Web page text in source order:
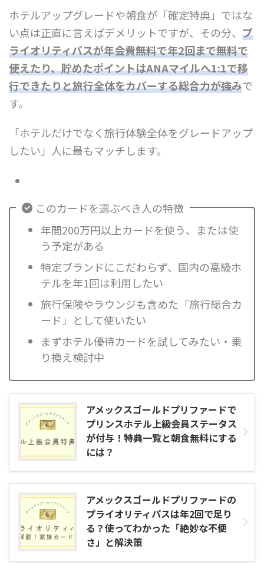
ホテルアップグレードや朝食が「確定特典」ではな
い点は正直に言えばデメリットですが、その分、 プ
ライオリティパスが年会費無料で年2回まで無料で
使えたり、貯めたポイントはANAマイルへ1:1で移
行できたりと旅行全体をカバーする総合力が強みで
す。
「ホテルだけでなく旅行体験全体をグレードアップ
したい」人に最もマッチします。
このカードを選ぶべき人の特徴
年間200万円以上カードを使う、または使
う予定がある
特定ブランドにこだわらず、国内の高級ホ
テルを年1回は利用したい
旅行保険やラウンジも含めた「旅行総合カ
ード」として使いたい
まずホテル優待カードを試してみたい・乗
り換え検討中
アメックスゴールドプリファードで
プリンスホテル上級会員ステータス
が付与！特典一覧と朝食無料にする
には？
アメックスゴールドプリファードの
プライオリティパスは年2回で足り
る？使ってわかった「絶妙な不便
さ」と解決策